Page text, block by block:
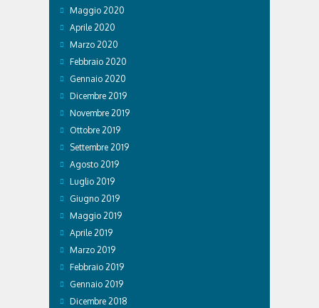
Maggio 2020
Aprile 2020
Marzo 2020
Febbraio 2020
Gennaio 2020
Dicembre 2019
Novembre 2019
Ottobre 2019
Settembre 2019
Agosto 2019
Luglio 2019
Giugno 2019
Maggio 2019
Aprile 2019
Marzo 2019
Febbraio 2019
Gennaio 2019
Dicembre 2018